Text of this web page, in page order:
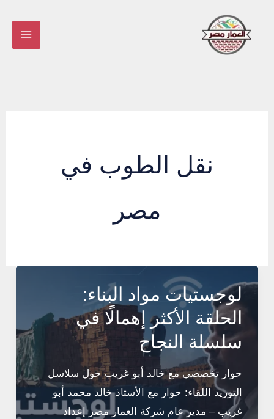
المحتوى
نقل الطوب في
مصر
لوجستيات مواد البناء:
الحلقة الأكثر إهمالًا في
سلسلة النجاح
حوار تخصصي مع خالد أبو غريب حول سلاسل
التوريد اللقاء: حوار مع الأستاذ خالد محمد أبو
غريب – مدير عام شركة العمار مصر إعداد